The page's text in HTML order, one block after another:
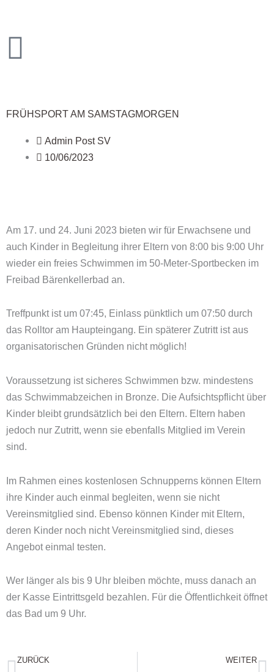
springen
FRÜHSPORT AM SAMSTAGMORGEN
Admin Post SV
10/06/2023
Am 17. und 24. Juni 2023 bieten wir für Erwachsene und
auch Kinder in Begleitung ihrer Eltern von 8:00 bis 9:00 Uhr
wieder ein freies Schwimmen im 50-Meter-Sportbecken im
Freibad Bärenkellerbad an.
Treffpunkt ist um 07:45, Einlass pünktlich um 07:50 durch
das Rolltor am Haupteingang. Ein späterer Zutritt ist aus
organisatorischen Gründen nicht möglich!
Voraussetzung ist sicheres Schwimmen bzw. mindestens
das Schwimmabzeichen in Bronze. Die Aufsichtspflicht über
Kinder bleibt grundsätzlich bei den Eltern. Eltern haben
jedoch nur Zutritt, wenn sie ebenfalls Mitglied im Verein
sind.
Im Rahmen eines kostenlosen Schnupperns können Eltern
ihre Kinder auch einmal begleiten, wenn sie nicht
Vereinsmitglied sind. Ebenso können Kinder mit Eltern,
deren Kinder noch nicht Vereinsmitglied sind, dieses
Angebot einmal testen.
Wer länger als bis 9 Uhr bleiben möchte, muss danach an
der Kasse Eintrittsgeld bezahlen. Für die Öffentlichkeit öffnet
das Bad um 9 Uhr.
Zurück
ZURÜCK WEITER